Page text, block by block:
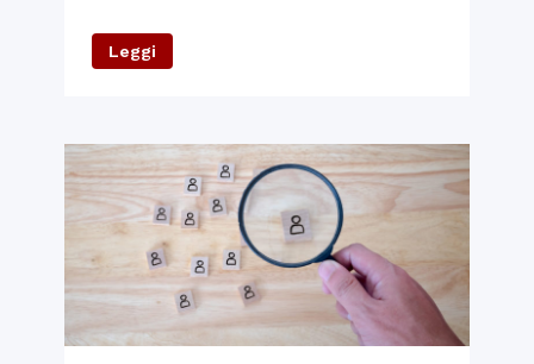
Leggi